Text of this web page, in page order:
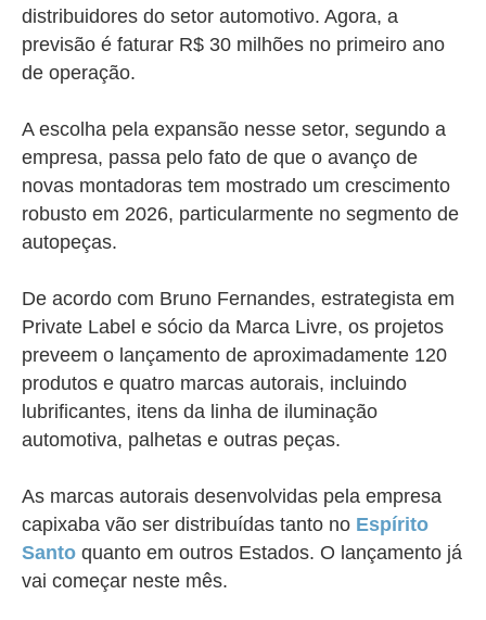
distribuidores do setor automotivo. Agora, a
previsão é faturar R$ 30 milhões no primeiro ano
de operação.
A escolha pela expansão nesse setor, segundo a
empresa, passa pelo fato de que o avanço de
novas montadoras tem mostrado um crescimento
robusto em 2026, particularmente no segmento de
autopeças.
De acordo com Bruno Fernandes, estrategista em
Private Label e sócio da Marca Livre, os projetos
preveem o lançamento de aproximadamente 120
produtos e quatro marcas autorais, incluindo
lubrificantes, itens da linha de iluminação
automotiva, palhetas e outras peças.
As marcas autorais desenvolvidas pela empresa
capixaba vão ser distribuídas tanto no Espírito
Santo quanto em outros Estados. O lançamento já
vai começar neste mês.